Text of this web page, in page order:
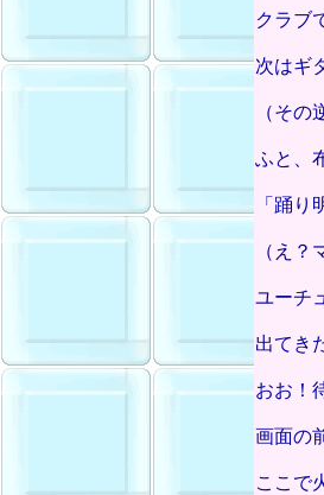
クラブ
次はギ
（その
ふと、
「踊
（え
ユーチ
出てき
おお！
画面の
ここで